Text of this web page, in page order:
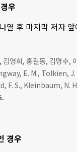
우
열 후 마지막 저자 앞
김영희, 홍길동, 김명수,
E. M., Tolkien, J.
F. S., Kleinbaum, N.
경우